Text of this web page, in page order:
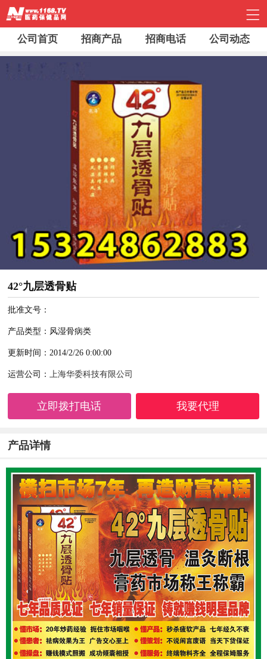
公司首页 招商产品 招商电话 公司动态
42°九层透骨贴
批准文号：
产品类型：风湿骨病类
更新时间：2014/2/26 0:00:00
运营公司： 上海华委科技有限公司
立即拨打电话 我要代理
产品详情